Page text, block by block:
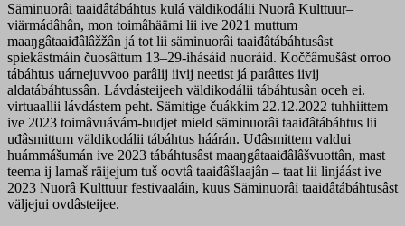
Säminuorâi taaiđâtábáhtus kulá väldikodálii Nuorâ Kulttuur–
viärmádâhân, mon toimâhäämi lii ive 2021 muttum
maaŋgâtaaiđâlâžžân já tot lii säminuorâi taaiđâtábáhtusâst
spiekâstmáin čuosâttum 13–29-ihásáid nuoráid. Koččâmušâst orroo
tábáhtus uárnejuvvoo parâlij iivij neetist já parâttes iivij
aldatábáhtussân. Lávdásteijeeh väldikodálii tábáhtusân oceh ei.
virtuaallii lávdástem peht. Sämitige čuákkim 22.12.2022 tuhhiittem
ive 2023 toimâvuávám-budjet mield säminuorâi taaiđâtábáhtus lii
uđâsmittum väldikodálii tábáhtus háárán. Uđâsmittem valdui
huámmášumán ive 2023 tábáhtusâst maaŋgâtaaiđâlâšvuottân, mast
teema ij lamaš räijejum tuš oovtâ taaiđâšlaajân – taat lii linjáást ive
2023 Nuorâ Kulttuur festivaaláin, kuus Säminuorâi taaiđâtábáhtusâst
väljejui ovdâsteijee.